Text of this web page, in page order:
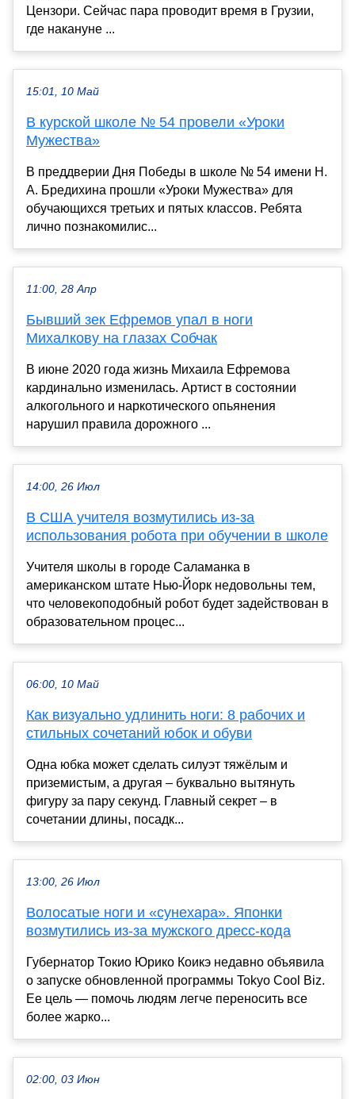
Цензори. Сейчас пара проводит время в Грузии,
где накануне ...
15:01, 10 Май
В курской школе № 54 провели «Уроки
Мужества»
В преддверии Дня Победы в школе № 54 имени Н.
А. Бредихина прошли «Уроки Мужества» для
обучающихся третьих и пятых классов. Ребята
лично познакомилис...
11:00, 28 Апр
Бывший зек Ефремов упал в ноги
Михалкову на глазах Собчак
В июне 2020 года жизнь Михаила Ефремова
кардинально изменилась. Артист в состоянии
алкогольного и наркотического опьянения
нарушил правила дорожного ...
14:00, 26 Июл
В США учителя возмутились из-за
использования робота при обучении в школе
Учителя школы в городе Саламанка в
американском штате Нью-Йорк недовольны тем,
что человекоподобный робот будет задействован в
образовательном процес...
06:00, 10 Май
Как визуально удлинить ноги: 8 рабочих и
стильных сочетаний юбок и обуви
Одна юбка может сделать силуэт тяжёлым и
приземистым, а другая – буквально вытянуть
фигуру за пару секунд. Главный секрет – в
сочетании длины, посадк...
13:00, 26 Июл
Волосатые ноги и «сунехара». Японки
возмутились из-за мужского дресс-кода
Губернатор Токио Юрико Коикэ недавно объявила
о запуске обновленной программы Tokyo Cool Biz.
Ее цель — помочь людям легче переносить все
более жарко...
02:00, 03 Июн